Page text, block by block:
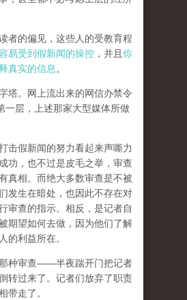
者的偏见，这些人的受教育程
易受到假新闻的操控 ，并且 你
真实的信息 。
塔。网上流出来的网信办禁令
一层，上述那家大型媒体所做
击假新闻的努力看起来声嘶力
功，也不过是皮毛之举，审查
真相。而绝大多数审查是不被
发生在暗处，也因此不存在对
审查的指示。相反，是记者自
期望如何去做，因为他们了解
的利益所在。
种审查——半夜踹开门把记者
过来了。记者们放弃了职责
带走了。